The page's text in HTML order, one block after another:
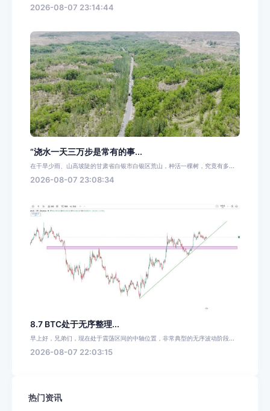
2026-08-07 23:14:44
“浇水一天三万步是常有的事...
在干旱少雨、山高坡陡的甘肃省白银市白银区荒山，种活一棵树，究竟有多...
2026-08-07 23:08:34
8.7 BTC处于无序整理...
早上好，兄弟们，现在处于震荡区间的中轴位置，非常典型的无序波动阶段...
2026-08-07 22:03:15
热门资讯